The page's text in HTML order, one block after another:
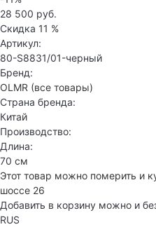
28 500 руб.
Скидка 11 %
Артикул:
80-S8831/01-черный
Бренд:
OLMR (все товары)
Страна бренда:
Китай
Производство:
Длина:
70 см
Этот товар можно померить и
шоссе 26
Добавить в корзину можно и
RUS